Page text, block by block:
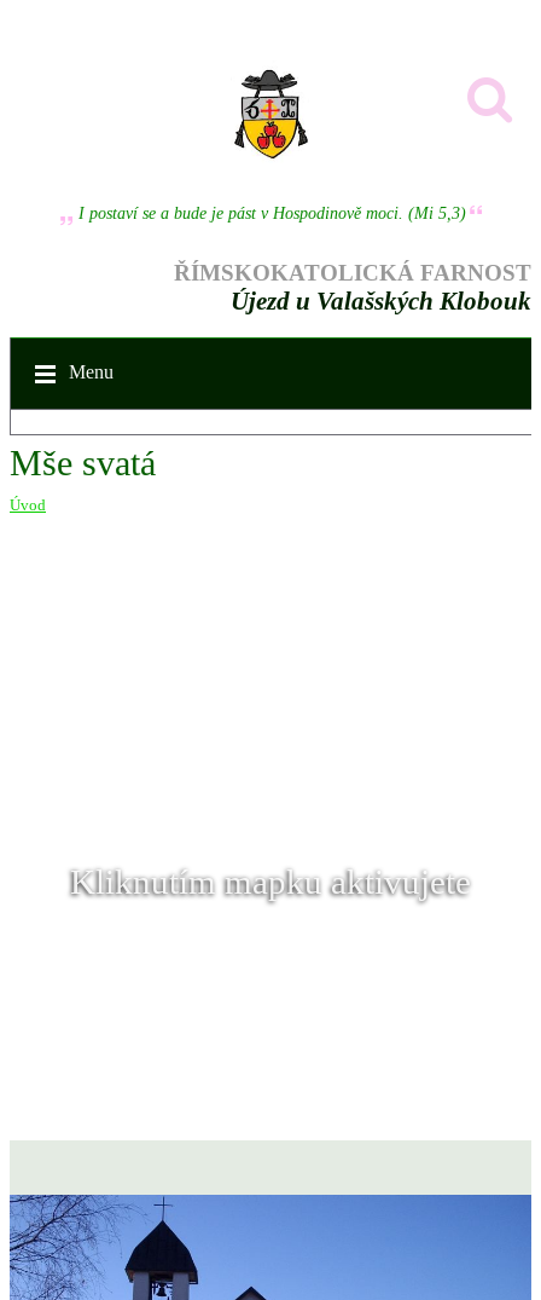
I postaví se a bude je pást v Hospodinově moci. (Mi 5,3)
ŘÍMSKOKATOLICKÁ FARNOST
Újezd u Valašských Klobouk
Menu
Mše svatá
Úvod
Kliknutím mapku aktivujete